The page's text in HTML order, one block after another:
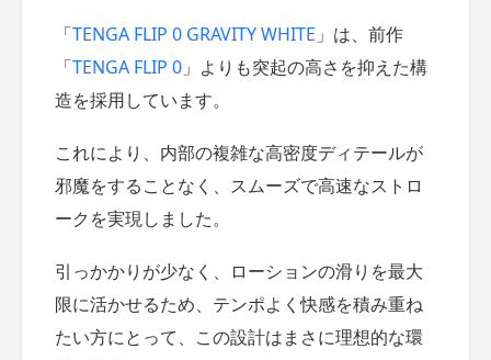
「TENGA FLIP 0 GRAVITY WHITE 」は、前作
「TENGA FLIP 0 」よりも突起の高さを抑えた構
造を採用しています。
これにより、内部の複雑な高密度ディテールが
邪魔をすることなく、スムーズで高速なストロ
ークを実現しました。
引っかかりが少なく、ローションの滑りを最大
限に活かせるため、テンポよく快感を積み重ね
たい方にとって、この設計はまさに理想的な環